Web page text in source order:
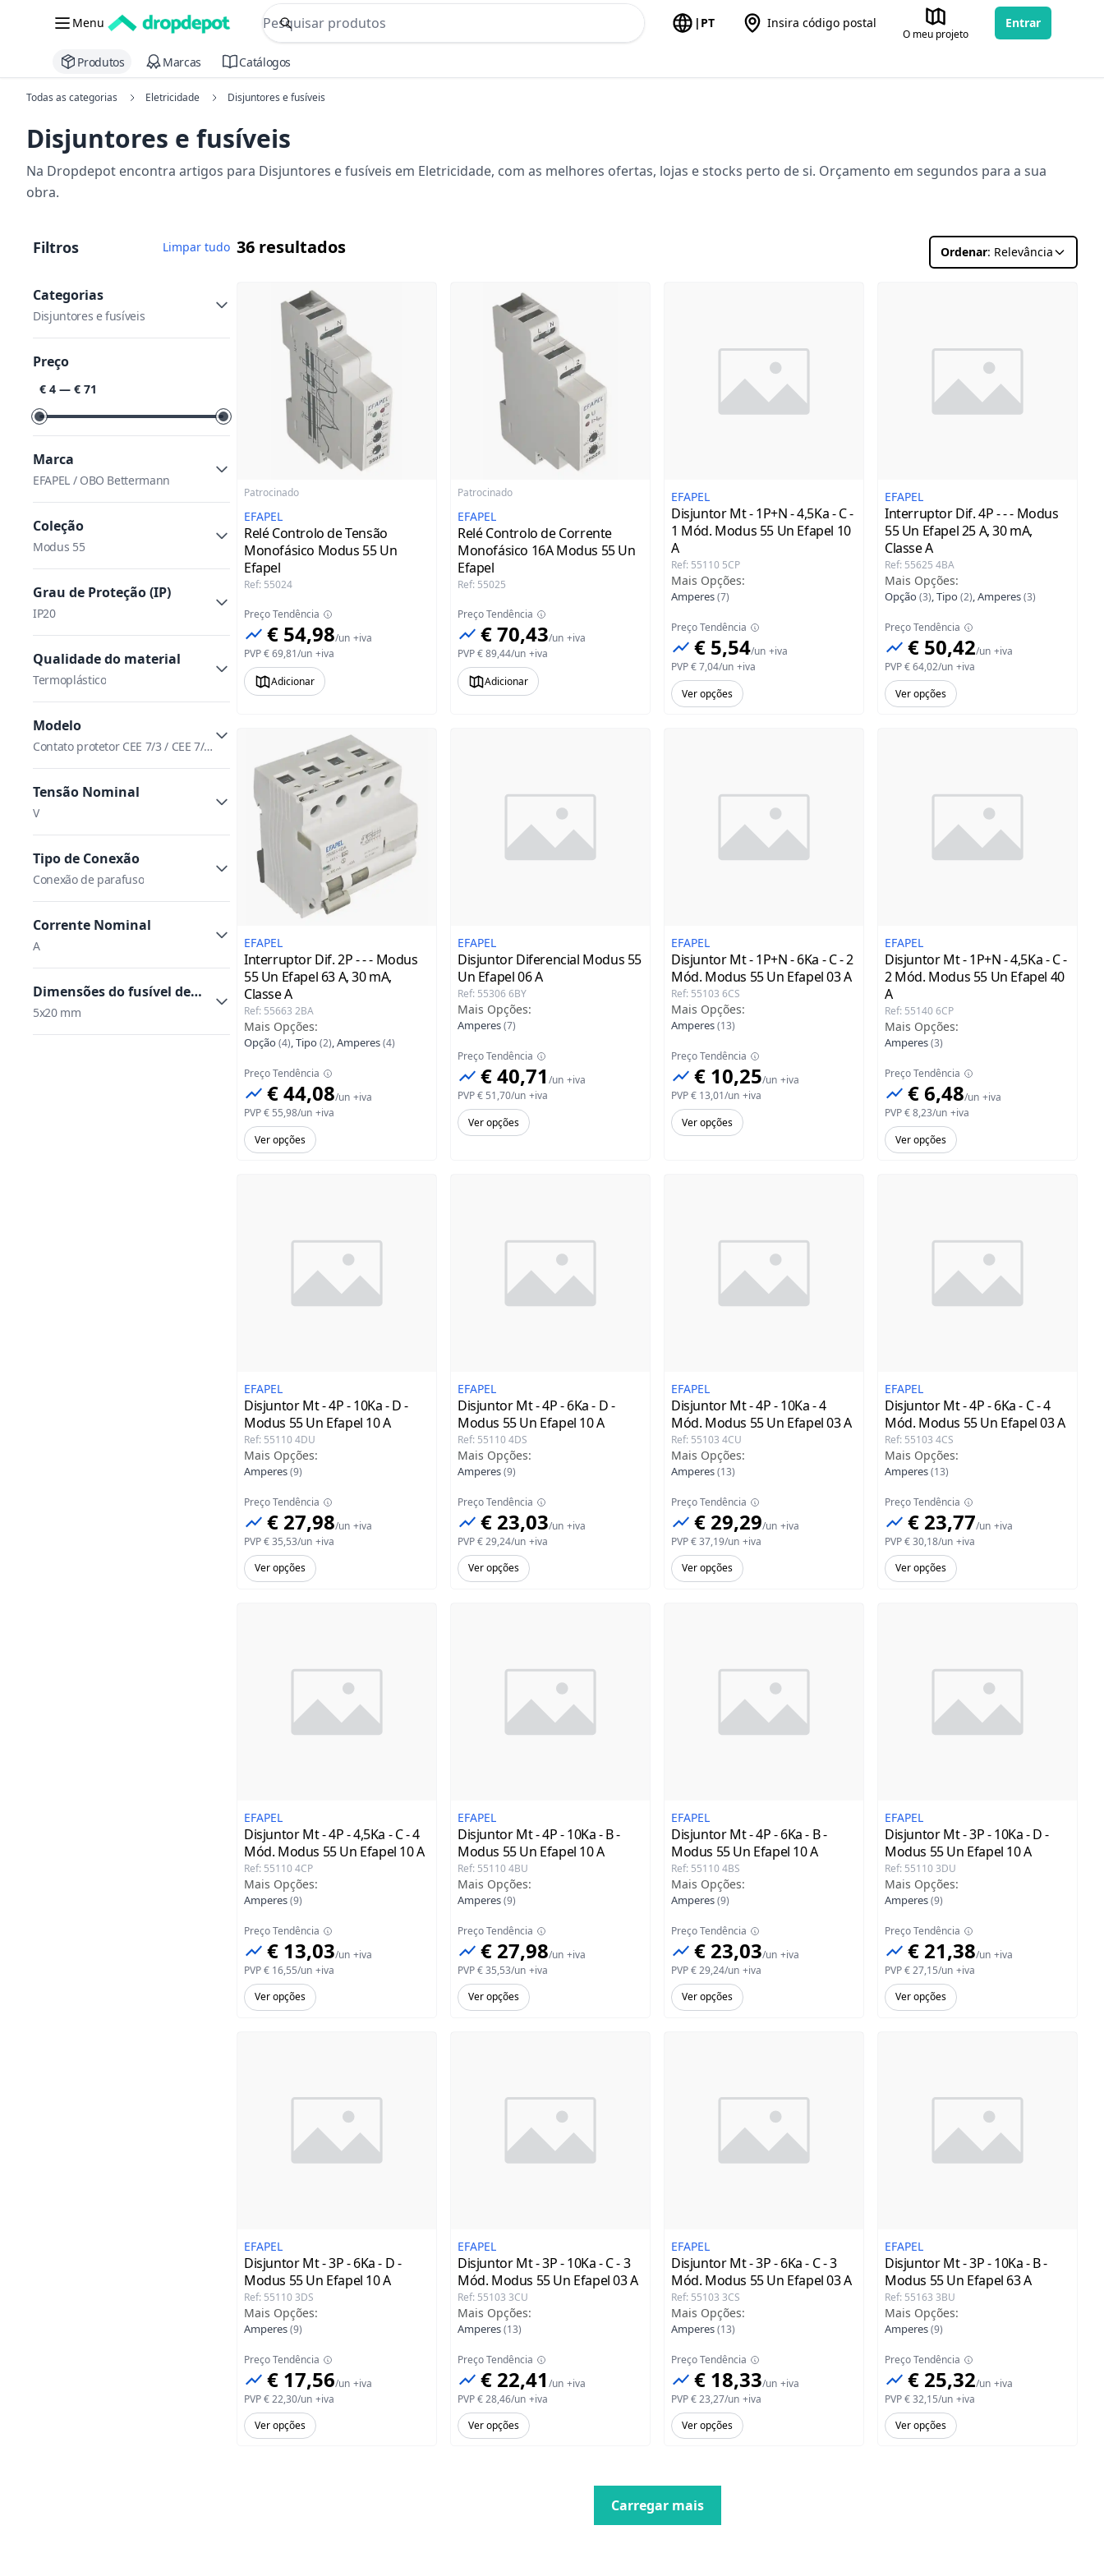
Menu
commerce search no header
Procurar
| PT Insira código postal
O meu projeto
Entrar
Produtos Marcas Catálogos
Todas as categorias Eletricidade Disjuntores e fusíveis
Disjuntores e fusíveis
Na Dropdepot encontra artigos para Disjuntores e fusíveis em Eletricidade, com as melhores ofertas, lojas e stocks perto de si. Orçamento em segundos para a sua
obra.
Filtros Limpar tudo
Categorias
Disjuntores e fusíveis
Preço
Classificar por preço
€ 4 — € 71
Marca
EFAPEL / OBO Bettermann
Coleção
Modus 55
Grau de Proteção (IP)
IP20
Qualidade do material
Termoplástico
Modelo
Contato protetor CEE 7/3 / CEE 7/4
Tensão Nominal
V
Tipo de Conexão
Conexão de parafuso
Corrente Nominal
A
Dimensões do fusível de
vidro
5x20 mm
Ordenar: Relevância
36 resultados
Patrocinado
EFAPEL
Relé Controlo de Tensão
Monofásico Modus 55 Un
Efapel
Ref: 55024
Preço Tendência
€ 54,98/un +iva
PVP€ 69,81/un +iva
Adicionar
Patrocinado
EFAPEL
Relé Controlo de Corrente
Monofásico 16A Modus 55 Un
Efapel
Ref: 55025
Preço Tendência
€ 70,43/un +iva
PVP€ 89,44/un +iva
Adicionar
EFAPEL
Disjuntor Mt - 1P+N - 4,5Ka - C -
1 Mód. Modus 55 Un Efapel 10
A
Ref: 55110 5CP
Mais Opções:
Amperes(7)
Preço Tendência
€ 5,54/un +iva
PVP€ 7,04/un +iva
Ver opções
EFAPEL
Interruptor Dif. 4P - - - Modus
55 Un Efapel25 A, 30 mA,
Classe A
Ref: 55625 4BA
Mais Opções:
Opção(3),Tipo(2),Amperes(3)
Preço Tendência
€ 50,42/un +iva
PVP€ 64,02/un +iva
Ver opções
EFAPEL
Interruptor Dif. 2P - - - Modus
55 Un Efapel 63 A, 30 mA,
Classe A
Ref: 55663 2BA
Mais Opções:
Opção(4),Tipo(2),Amperes(4)
Preço Tendência
€ 44,08/un +iva
PVP€ 55,98/un +iva
Ver opções
EFAPEL
Disjuntor Diferencial Modus 55
Un Efapel06 A
Ref: 55306 6BY
Mais Opções:
Amperes(7)
Preço Tendência
€ 40,71 /un +iva
PVP€ 51,70/un +iva
Ver opções
EFAPEL
Disjuntor Mt - 1P+N - 6Ka - C - 2
Mód. Modus 55 Un Efapel03 A
Ref: 55103 6CS
Mais Opções:
Amperes(13)
Preço Tendência
€ 10,25/un +iva
PVP€ 13,01/un +iva
Ver opções
EFAPEL
Disjuntor Mt - 1P+N - 4,5Ka - C -
2 Mód. Modus 55 Un Efapel 40
A
Ref: 55140 6CP
Mais Opções:
Amperes(3)
Preço Tendência
€ 6,48/un +iva
PVP€ 8,23/un +iva
Ver opções
EFAPEL
Disjuntor Mt - 4P - 10Ka - D -
Modus 55 Un Efapel 10 A
Ref: 55110 4DU
Mais Opções:
Amperes(9)
Preço Tendência
€ 27,98/un +iva
PVP€ 35,53/un +iva
Ver opções
EFAPEL
Disjuntor Mt - 4P - 6Ka - D -
Modus 55 Un Efapel 10 A
Ref: 55110 4DS
Mais Opções:
Amperes(9)
Preço Tendência
€ 23,03/un +iva
PVP€ 29,24/un +iva
Ver opções
EFAPEL
Disjuntor Mt - 4P - 10Ka - 4
Mód. Modus 55 Un Efapel03 A
Ref: 55103 4CU
Mais Opções:
Amperes(13)
Preço Tendência
€ 29,29/un +iva
PVP€ 37,19/un +iva
Ver opções
EFAPEL
Disjuntor Mt - 4P - 6Ka - C - 4
Mód. Modus 55 Un Efapel03 A
Ref: 55103 4CS
Mais Opções:
Amperes(13)
Preço Tendência
€ 23,77/un +iva
PVP€ 30,18/un +iva
Ver opções
EFAPEL
Disjuntor Mt - 4P - 4,5Ka - C - 4
Mód. Modus 55 Un Efapel 10 A
Ref: 55110 4CP
Mais Opções:
Amperes(9)
Preço Tendência
€ 13,03/un +iva
PVP€ 16,55/un +iva
Ver opções
EFAPEL
Disjuntor Mt - 4P - 10Ka - B -
Modus 55 Un Efapel 10 A
Ref: 55110 4BU
Mais Opções:
Amperes(9)
Preço Tendência
€ 27,98/un +iva
PVP€ 35,53/un +iva
Ver opções
EFAPEL
Disjuntor Mt - 4P - 6Ka - B -
Modus 55 Un Efapel 10 A
Ref: 55110 4BS
Mais Opções:
Amperes(9)
Preço Tendência
€ 23,03/un +iva
PVP€ 29,24/un +iva
Ver opções
EFAPEL
Disjuntor Mt - 3P - 10Ka - D -
Modus 55 Un Efapel 10 A
Ref: 55110 3DU
Mais Opções:
Amperes(9)
Preço Tendência
€ 21,38/un +iva
PVP€ 27,15/un +iva
Ver opções
EFAPEL
Disjuntor Mt - 3P - 6Ka - D -
Modus 55 Un Efapel 10 A
Ref: 55110 3DS
Mais Opções:
Amperes(9)
Preço Tendência
€ 17,56/un +iva
PVP€ 22,30/un +iva
Ver opções
EFAPEL
Disjuntor Mt - 3P - 10Ka - C - 3
Mód. Modus 55 Un Efapel03 A
Ref: 55103 3CU
Mais Opções:
Amperes(13)
Preço Tendência
€ 22,41 /un +iva
PVP€ 28,46/un +iva
Ver opções
EFAPEL
Disjuntor Mt - 3P - 6Ka - C - 3
Mód. Modus 55 Un Efapel03 A
Ref: 55103 3CS
Mais Opções:
Amperes(13)
Preço Tendência
€ 18,33/un +iva
PVP€ 23,27/un +iva
Ver opções
EFAPEL
Disjuntor Mt - 3P - 10Ka - B -
Modus 55 Un Efapel 63 A
Ref: 55163 3BU
Mais Opções:
Amperes(9)
Preço Tendência
€ 25,32/un +iva
PVP€ 32,15/un +iva
Ver opções
Carregar mais